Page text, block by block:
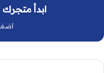
ابدأ متجرك